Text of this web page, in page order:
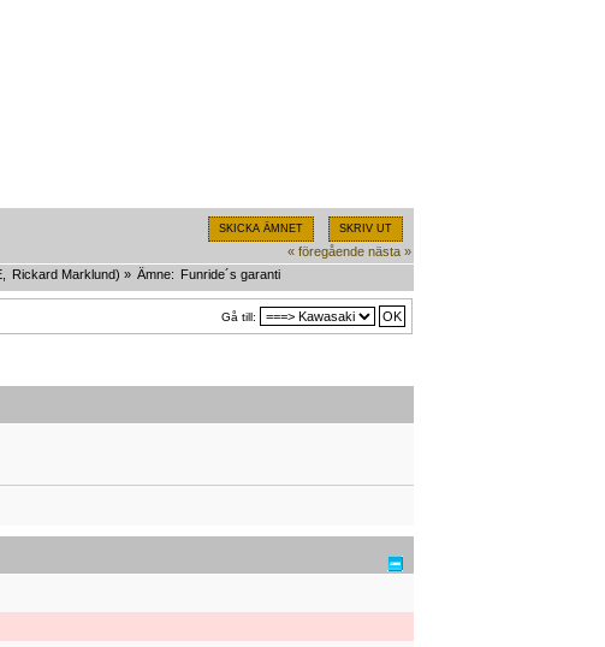
SKICKA ÄMNET SKRIV UT
« föregående nästa »
, Rickard Marklund) » Ämne: Funride´s garanti
Gå till: